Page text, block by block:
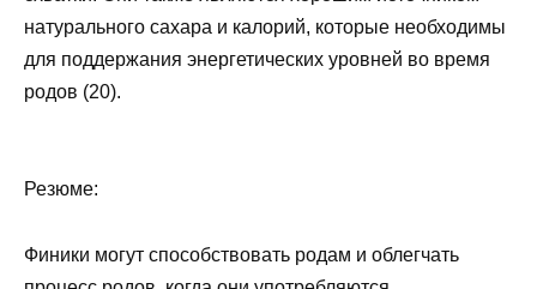
натурального сахара и калорий, которые необходимы
для поддержания энергетических уровней во время
родов (20).
Резюме:
Финики могут способствовать родам и облегчать